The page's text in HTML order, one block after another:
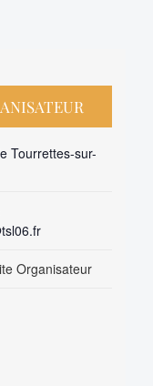
Tourrettes-sur-
Organisateur